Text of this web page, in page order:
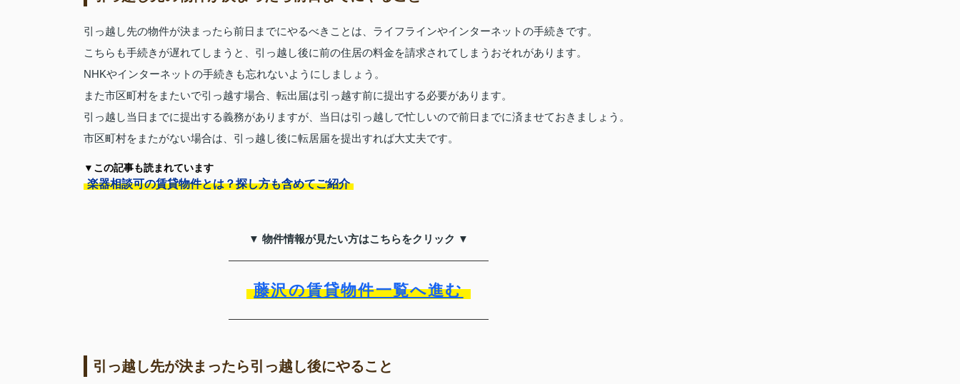
引っ越し先の物件が決まったら前日までにやるべきことは、ライフラインやインターネットの手続きです。
こちらも手続きが遅れてしまうと、引っ越し後に前の住居の料金を請求されてしまうおそれがあります。
NHKやインターネットの手続きも忘れないようにしましょう。
また市区町村をまたいで引っ越す場合、転出届は引っ越す前に提出する必要があります。
引っ越し当日までに提出する義務がありますが、当日は引っ越しで忙しいので前日までに済ませておきましょう。
市区町村をまたがない場合は、引っ越し後に転居届を提出すれば大丈夫です。
▼この記事も読まれています
楽器相談可の賃貸物件とは？探し方も含めてご紹介
▼ 物件情報が見たい方はこちらをクリック ▼
藤沢の賃貸物件一覧へ進む
引っ越し先が決まったら引っ越し後にやること